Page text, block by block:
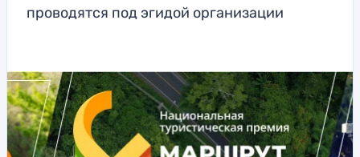
проводятся под эгидой организации